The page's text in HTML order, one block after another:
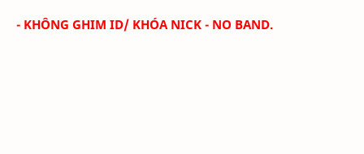
- KHÔNG GHIM ID/ KHÓA NICK - NO BAND.